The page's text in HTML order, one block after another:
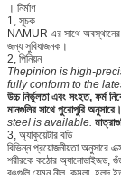
। নির্মাণ
1, সূচক
NAMUR এর সাথে অবস্থানের
জন্য সুবিধাজনক।
2, পিনিয়ন
Thepinion is high-
fully conform to the
উচ্চ নির্ভুলতা এবং সংহত,
মানগুলির সাথে পুরোপুরি অনুসারে।
steel is available.
3, অ্যাকুয়েটার বডি
বিভিন্ন প্রয়োজনীয়তা অনুসারে
শরীরকে কঠোর অ্যানোডাইজড,